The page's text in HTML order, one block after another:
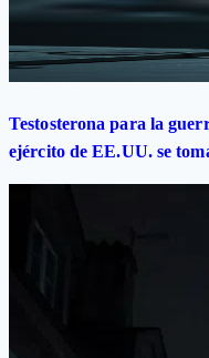
Testosterona para la
ejército de EE.UU. se